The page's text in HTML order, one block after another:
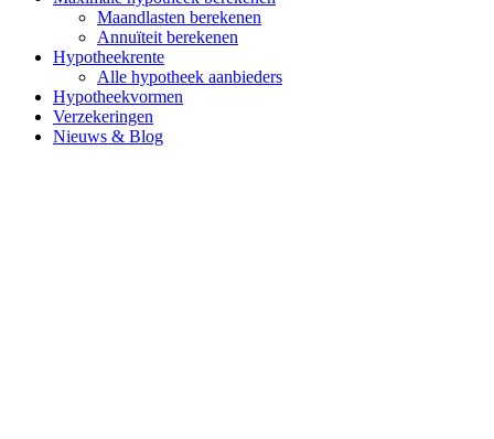
Maandlasten berekenen
Annuïteit berekenen
Hypotheekrente
Alle hypotheek aanbieders
Hypotheekvormen
Verzekeringen
Nieuws & Blog